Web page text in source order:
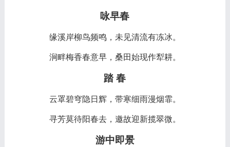
咏早春
缘溪岸柳鸟频鸣，未见清流有冻冰。
涧畔梅香春意早，桑田始现作犁耕。
踏 春
云罩碧穹隐日辉，带寒细雨漫烟霏。
寻芳莫待阳春去，邀故迎新揽翠微。
游中即景